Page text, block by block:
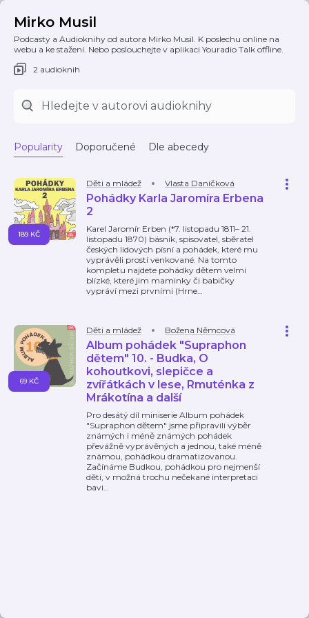
Mirko Musil
Podcasty a Audioknihy od autora Mirko Musil. K poslechu online na
webu a ke stažení. Nebo poslouchejte v aplikaci Youradio Talk offline.
2 audioknih
Popularity Doporučené Dle abecedy
Děti a mládež Vlasta Daníčková
Pohádky Karla Jaromíra Erbena
2
Karel Jaromír Erben (*7. listopadu 1811– 21.
listopadu 1870) básník, spisovatel, sběratel
českých lidových písní a pohádek, které mu
vyprávěli prostí venkované. Na tomto
kompletu najdete pohádky dětem velmi
blízké, které jim maminky či babičky
vypráví mezi prvními (Hrne…
189 KČ
Děti a mládež Božena Němcová
Album pohádek "Supraphon
dětem" 10. - Budka, O
kohoutkovi, slepičce a
zvířátkách v lese, Rmuténka z
Mrákotína a další
Pro desátý díl miniserie Album pohádek
"Supraphon dětem" jsme připravili výběr
známých i méně známých pohádek
převážně vyprávěných a jednou, také méně
známou, pohádkou dramatizovanou.
Začínáme Budkou, pohádkou pro nejmenší
děti, v možná trochu nečekané interpretaci
bavi…
69 KČ